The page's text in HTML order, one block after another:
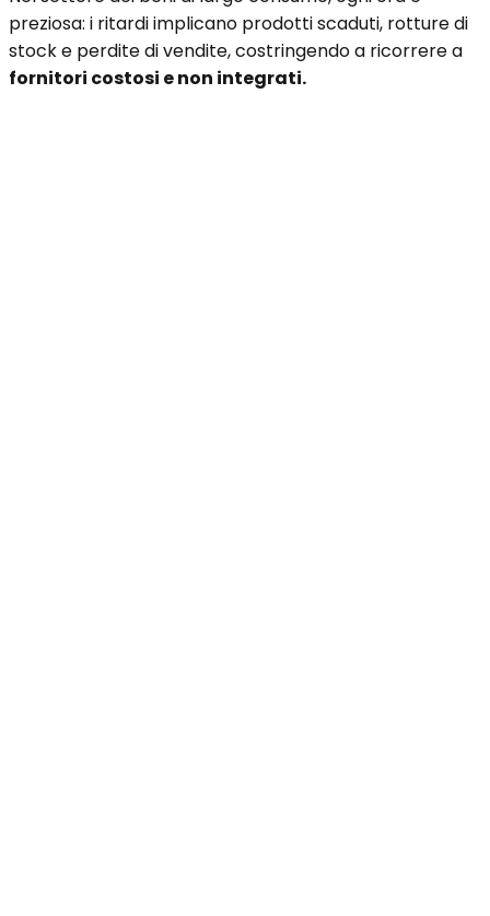
preziosa: i ritardi implicano prodotti scaduti, rotture di
stock e perdite di vendite, costringendo a ricorrere a
fornitori costosi e non integrati.